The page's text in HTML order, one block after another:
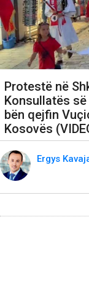
Protestë në
Konsullatës
bën qejfin
Kosovës
Ergys